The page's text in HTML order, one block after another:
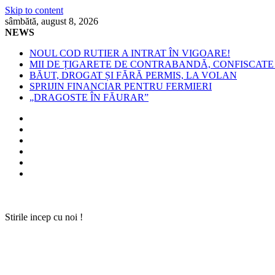
Skip to content
sâmbătă, august 8, 2026
NEWS
NOUL COD RUTIER A INTRAT ÎN VIGOARE!
MII DE ȚIGARETE DE CONTRABANDĂ,
BĂUT, DROGAT ȘI FĂRĂ PERMIS, LA VOLAN
SPRIJIN FINANCIAR PENTRU FERMIERI
„DRAGOSTE ÎN FĂURAR”
Stirile incep cu noi !